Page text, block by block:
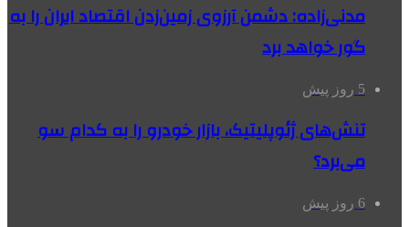
مدنی‌زاده: دشمن آرزوی زمین‌زدن اقتصاد ایران را به
گور خواهد برد
5 روز پیش
تنش‌های ژئوپلیتیک، بازار خودرو را به کدام سو
می‌برد؟
6 روز پیش